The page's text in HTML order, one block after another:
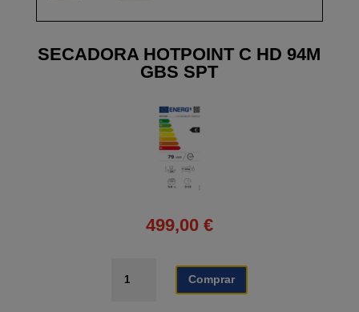
SECADORA HOTPOINT C HD 94M
GBS SPT
499,00 €
SECADORA
HOTPOINT
Comprar